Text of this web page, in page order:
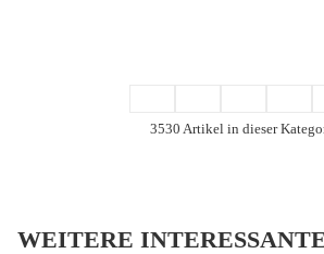
3530 Artikel in dieser
WEITERE